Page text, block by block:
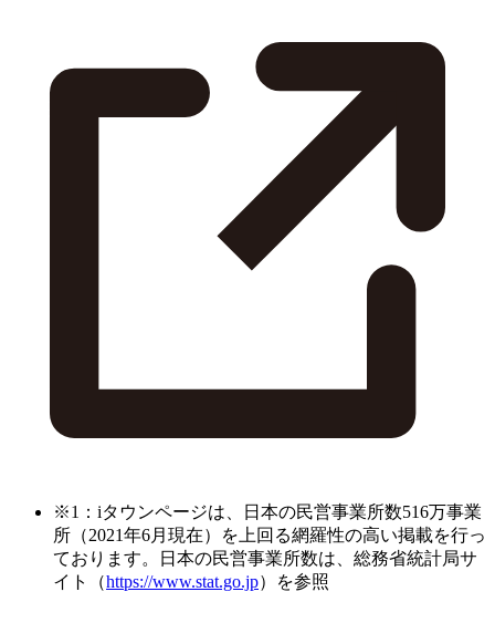
※1：iタウンページは、日本の民営事業所数516万事業
所（2021年6月現在）を上回る網羅性の高い掲載を行っ
ております。日本の民営事業所数は、総務省統計局サ
イト（https://www.stat.go.jp）を参照